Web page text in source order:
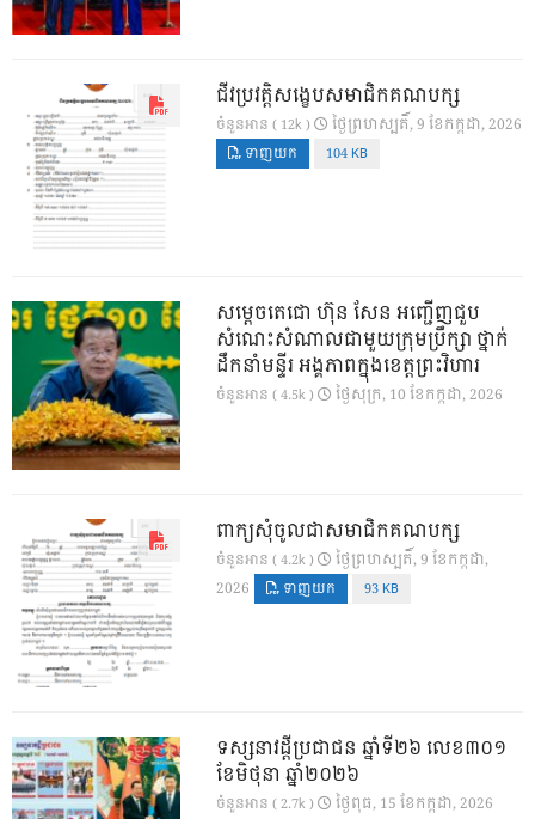
ជីវប្រវត្តិសង្ខេបសមាជិកគណបក្ស
ចំនួនអាន ( 12k ) ថ្ងៃ​ព្រហស្បតិ៍, 9 ខែ​កក្កដា, 2026
ទាញយក 104 KB
សម្តេចតេជោ ហ៊ុន សែន អញ្ជើញជួប
សំណេះសំណាលជាមួយក្រុមប្រឹក្សា ថ្នាក់
ដឹកនាំមន្ទីរ អង្គភាពក្នុងខេត្តព្រះវិហារ
ចំនួនអាន ( 4.5k ) ថ្ងៃ​សុក្រ, 10 ខែ​កក្កដា, 2026
ពាក្យសុំចូលជាសមាជិកគណបក្ស
ចំនួនអាន ( 4.2k )
ថ្ងៃ​ព្រហស្បតិ៍, 9 ខែ​កក្កដា,
2026
ទាញយក 93 KB
ទស្សនាវដ្ដីប្រជាជន ឆ្នាំទី២៦ លេខ៣០១
ខែមិថុនា ឆ្នាំ២០២៦
ចំនួនអាន ( 2.7k ) ថ្ងៃ​ពុធ, 15 ខែ​កក្កដា, 2026